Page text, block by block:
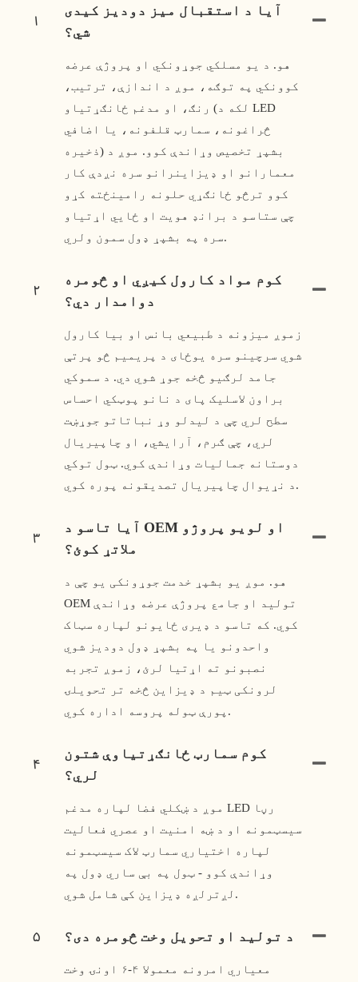
۱
آیا د استقبال میز دودیز کیدی
شي؟
هو. د یو مسلکي جوړونکي او پروژې عرضه
کوونکي په توګه، موږ د اندازې، ترتیب،
رنګ، او مدغم ځانګړتیاو (لکه د LED
څراغونه، سمارټ قلفونه، یا اضافي
ذخیره) بشپړ تخصیص وړاندې کوو. موږ د
معمارانو او ډیزاینرانو سره نږدې کار
کوو ترڅو ځانګړي حلونه رامینځته کړو
چې ستاسو د برانډ هویت او ځایي اړتیاو
سره په بشپړ ډول سمون ولري.
۲
کوم مواد کارول کیږي او څومره
دوامدار دي؟
زموږ میزونه د طبیعي بانس او ​​بیا کارول
شوي سرچینو سره یوځای د پریمیم څو پرتې
جامد لرګیو څخه جوړ شوي دي. د سموکي
براون لاسلیک پای د نانو پوټکي احساس
سطح لري چې د لیدلو وړ نباتاتو جوړښت
لري، چې ګرم، آرایشي، او چاپیریال
دوستانه جمالیات وړاندې کوي. ټول توکي
د نړیوال چاپیریال تصدیقونه پوره کوي.
۳
آیا تاسو د OEM او لویو پروژو
ملاتړ کوئ؟
هو. موږ یو بشپړ خدمت جوړونکی یو چې د
OEM تولید او جامع پروژې عرضه وړاندې
کوي. که تاسو د ډیری ځایونو لپاره سټاک
واحدونو یا په بشپړ ډول دودیز شوي
نصبونو ته اړتیا لرئ، زموږ تجربه
لرونکی ټیم د ډیزاین څخه تر تحویلۍ
پورې ټوله پروسه اداره کوي.
۴
کوم سمارټ ځانګړتیاوې شتون
لري؟
موږ د ښکلي فضا لپاره مدغم LED رڼا
سیسټمونه او د ښه امنیت او عصري فعالیت
لپاره اختیاري سمارټ لاک سیسټمونه
وړاندې کوو - ټول په بې ساري ډول په
لږترلږه ډیزاین کې شامل شوي.
۵ د تولید او تحویل وخت څومره دی؟
معیاري امرونه معمولا ۴-۶ اونۍ وخت